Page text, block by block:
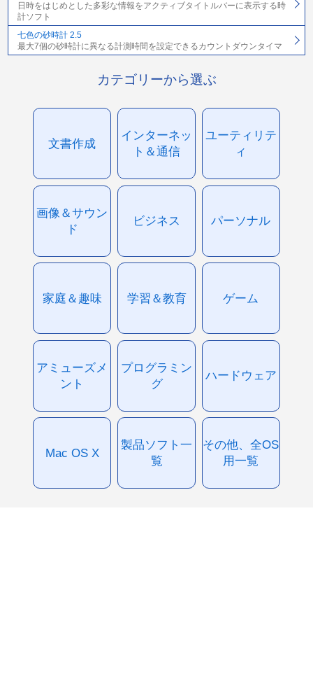
日時をはじめとした多彩な情報をアクティブタイトルバーに表示する時
計ソフト
七色の砂時計 2.5
最大7個の砂時計に異なる計測時間を設定できるカウントダウンタイマ
カテゴリーから選ぶ
文書作成
インターネッ
ト＆通信
ユーティリテ
ィ
画像＆サウン
ド
ビジネス パーソナル
家庭＆趣味 学習＆教育 ゲーム
アミューズメ
ント
プログラミン
グ
ハードウェア
Mac OS X
製品ソフト一
覧
その他、全OS
用一覧